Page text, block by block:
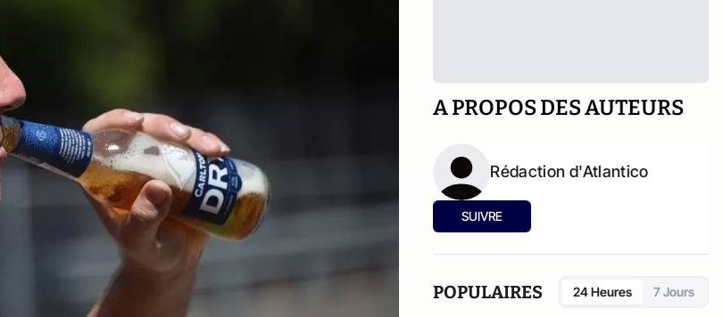
A PROPOS DES AUTEURS
Rédaction d'Atlantico
SUIVRE
POPULAIRES 24 Heures 7 Jours